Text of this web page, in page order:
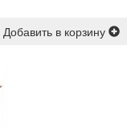
Добавить в корзину